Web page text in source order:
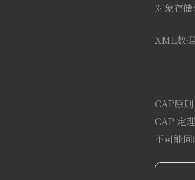
对象存
XML数
CAP原则
CAP 定
不可能